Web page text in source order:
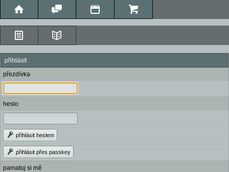
přihlásit
přezdívka
heslo
přihlásit heslem
přihlásit přes passkey
pamatuj si mě